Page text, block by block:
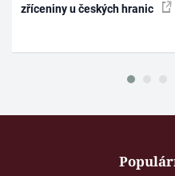
zříceniny u českých hranic